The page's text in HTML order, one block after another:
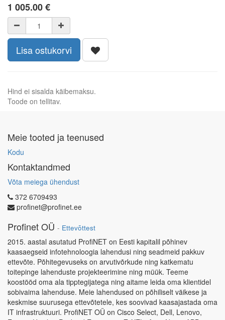
1 005.00€
Lisa ostukorvi
Hind ei sisalda käibemaksu.
Toode on tellitav.
Meie tooted ja teenused
Kodu
Kontaktandmed
Võta meiega ühendust
372 6709493
profinet@profinet.ee
Profinet OÜ - Ettevõttest
2015. aastal asutatud ProfiNET on Eesti kapitalil põhinev
kaasaegseid infotehnoloogia lahendusi ning seadmeid pakkuv
ettevõte. Põhitegevuseks on arvutivõrkude ning katkematu
toitepinge lahenduste projekteerimine ning müük. Teeme
koostööd oma ala tipptegijatega ning aitame leida oma klientidel
sobivaima lahenduse. Meie lahendused on põhiliselt väikese ja
keskmise suurusega ettevõtetele, kes soovivad kaasajastada oma
IT infrastruktuuri. ProfiNET OÜ on Cisco Select, Dell, Lenovo,